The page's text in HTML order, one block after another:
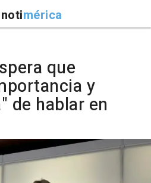
notimérica
que
y
de hablar en